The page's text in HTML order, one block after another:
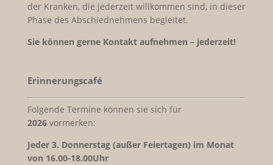
der Kranken, die jederzeit willkommen sind, in dieser
Phase des Abschiednehmens begleitet.
Sie können gerne Kontakt aufnehmen – jederzeit!
Erinnerungscafé
Folgende Termine können sie sich für
2026vormerken:
Jeder 3. Donnerstag (außer Feiertagen) im Monat
von 16.00-18.00Uhr